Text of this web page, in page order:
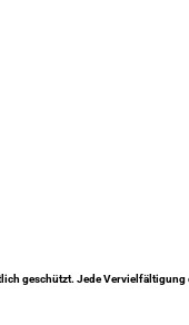
geschützt. Jede